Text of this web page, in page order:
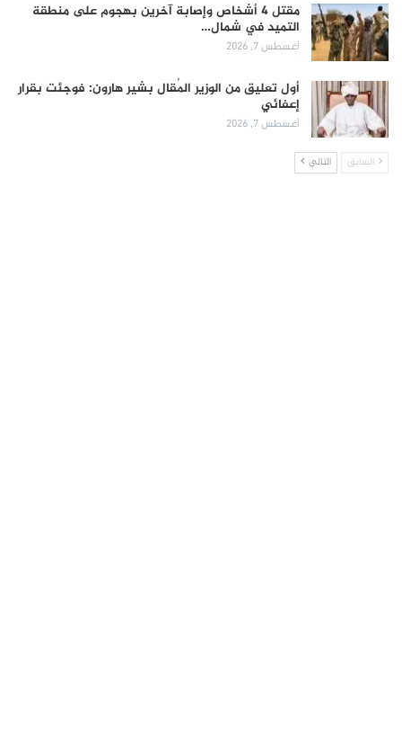
مقتل 4 أشخاص وإصابة آخرين بهجوم على منطقة
التميد في شمال…
أغسطس 7, 2026
أول تعليق من الوزير المُقال بشير هارون: فوجئت بقرار
إعفائي
أغسطس 7, 2026
السابق التالي